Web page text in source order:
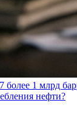
1 млрд
нефти?